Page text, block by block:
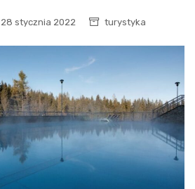
28 stycznia 2022 turystyka